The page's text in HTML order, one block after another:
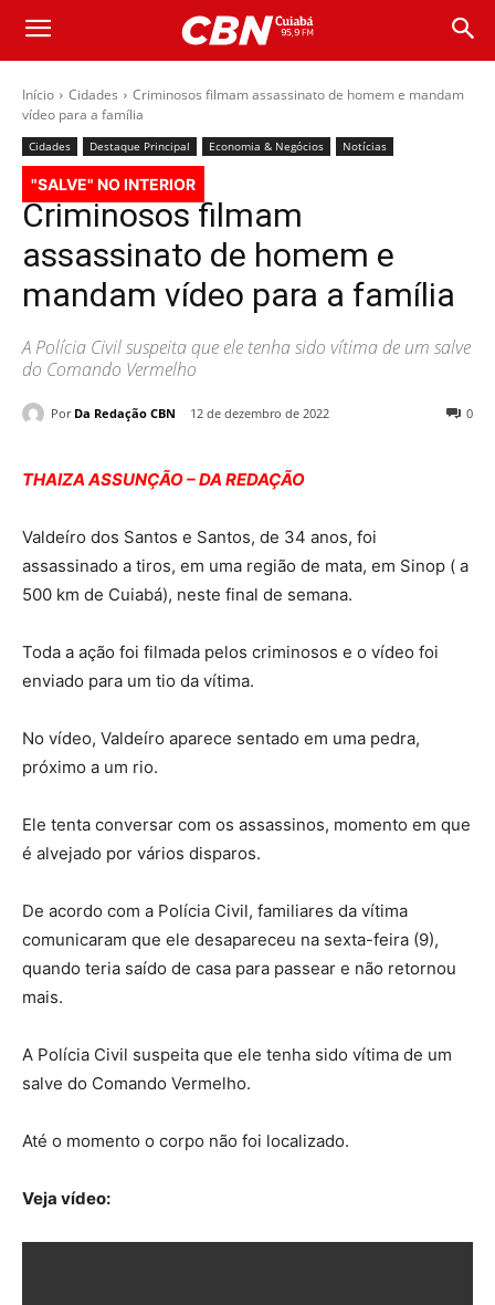
Início Cidades
Criminosos filmam assassinato de homem e mandam
vídeo para a família
Cidades Destaque Principal Economia & Negócios Notícias
"SALVE" NO INTERIOR
Criminosos filmam
assassinato de homem e
mandam vídeo para a família
A Polícia Civil suspeita que ele tenha sido vítima de um salve
do Comando Vermelho
Por Da Redação CBN 12 de dezembro de 2022 0
THAIZA ASSUNÇÃO – DA REDAÇÃO
Valdeíro dos Santos e Santos, de 34 anos, foi
assassinado a tiros, em uma região de mata, em Sinop ( a
500 km de Cuiabá), neste final de semana.
Toda a ação foi filmada pelos criminosos e o vídeo foi
enviado para um tio da vítima.
No vídeo, Valdeíro aparece sentado em uma pedra,
próximo a um rio.
Ele tenta conversar com os assassinos, momento em que
é alvejado por vários disparos.
De acordo com a Polícia Civil, familiares da vítima
comunicaram que ele desapareceu na sexta-feira (9),
quando teria saído de casa para passear e não retornou
mais.
A Polícia Civil suspeita que ele tenha sido vítima de um
salve do Comando Vermelho.
Até o momento o corpo não foi localizado.
Veja vídeo: